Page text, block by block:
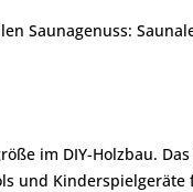
Saunagenuss:
im DIY-Holzbau.
und